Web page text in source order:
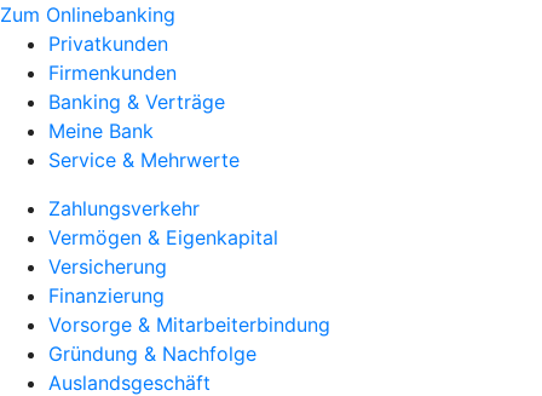
Zum Onlinebanking
Privatkunden
Firmenkunden
Banking & Verträge
Meine Bank
Service & Mehrwerte
Zahlungsverkehr
Vermögen & Eigenkapital
Versicherung
Finanzierung
Vorsorge & Mitarbeiterbindung
Gründung & Nachfolge
Auslandsgeschäft